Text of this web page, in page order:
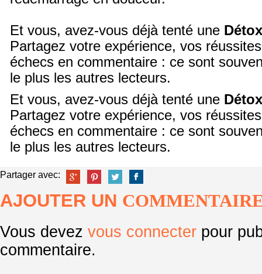
Et vous, avez-vous déjà tenté une Détox
Partagez votre expérience, vos
échecs en commentaire : ce sont
le plus les autres lecteurs.
Et vous, avez-vous déjà tenté une Détox
Partagez votre expérience, vos
échecs en commentaire : ce sont
le plus les autres lecteurs.
Partager avec:
AJOUTER UN
Vous devez vous connecter pour
commentaire.